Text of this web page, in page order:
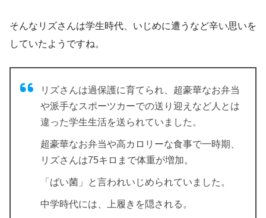
そんなリズさんは学生時代、いじめに遭うなど辛い思いを
していたようですね。
リズさんは過保護に育てられ、超豪華なお弁当
や派手なスポーツカーでの送り迎えなど人とは
違った学生生活を送られていました。
超豪華なお弁当や高カロリーな食事で一時期、
リズさんは75キロまで体重が増加。
「ばい菌」 と言われいじめられていました。
中学時代には、上履きを隠される。